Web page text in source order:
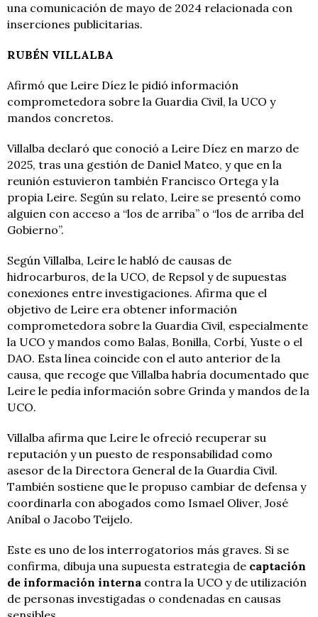
una comunicación de mayo de 2024 relacionada con
inserciones publicitarias.
RUBÉN VILLALBA
Afirmó que Leire Díez le pidió información
comprometedora sobre la Guardia Civil, la UCO y
mandos concretos.
Villalba declaró que conoció a Leire Díez en marzo de
2025, tras una gestión de Daniel Mateo, y que en la
reunión estuvieron también Francisco Ortega y la
propia Leire. Según su relato, Leire se presentó como
alguien con acceso a “los de arriba” o “los de arriba del
Gobierno”.
Según Villalba, Leire le habló de causas de
hidrocarburos, de la UCO, de Repsol y de supuestas
conexiones entre investigaciones. Afirma que el
objetivo de Leire era obtener información
comprometedora sobre la Guardia Civil, especialmente
la UCO y mandos como Balas, Bonilla, Corbí, Yuste o el
DAO. Esta línea coincide con el auto anterior de la
causa, que recoge que Villalba habría documentado que
Leire le pedía información sobre Grinda y mandos de la
UCO.
Villalba afirma que Leire le ofreció recuperar su
reputación y un puesto de responsabilidad como
asesor de la Directora General de la Guardia Civil.
También sostiene que le propuso cambiar de defensa y
coordinarla con abogados como Ismael Oliver, José
Aníbal o Jacobo Teijelo.
Este es uno de los interrogatorios más graves. Si se
confirma, dibuja una supuesta estrategia de captación
de información interna contra la UCO y de utilización
de personas investigadas o condenadas en causas